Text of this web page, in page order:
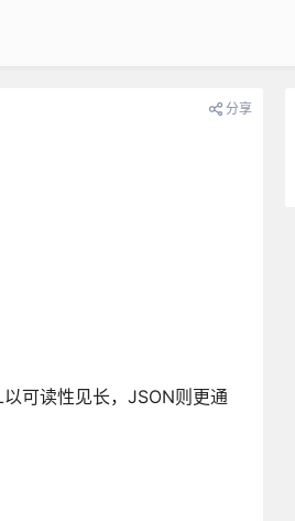
分享
可读性见长，JSON则更通